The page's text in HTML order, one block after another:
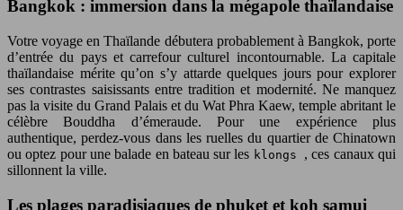
Bangkok : immersion dans la mégapole thaïlandaise
Votre voyage en Thaïlande débutera probablement à Bangkok, porte
d’entrée du pays et carrefour culturel incontournable. La capitale
thaïlandaise mérite qu’on s’y attarde quelques jours pour explorer
ses contrastes saisissants entre tradition et modernité. Ne manquez
pas la visite du Grand Palais et du Wat Phra Kaew, temple abritant le
célèbre Bouddha d’émeraude. Pour une expérience plus
authentique, perdez-vous dans les ruelles du quartier de Chinatown
ou optez pour une balade en bateau sur les klongs , ces canaux qui
sillonnent la ville.
Les plages paradisiaques de phuket et koh samui